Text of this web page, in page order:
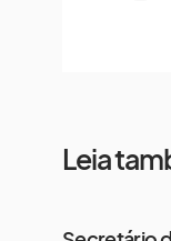
Leia